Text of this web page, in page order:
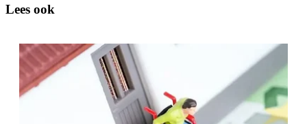
Lees ook